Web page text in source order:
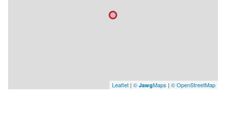
Leaflet | © JawgMaps | © OpenStreetMap